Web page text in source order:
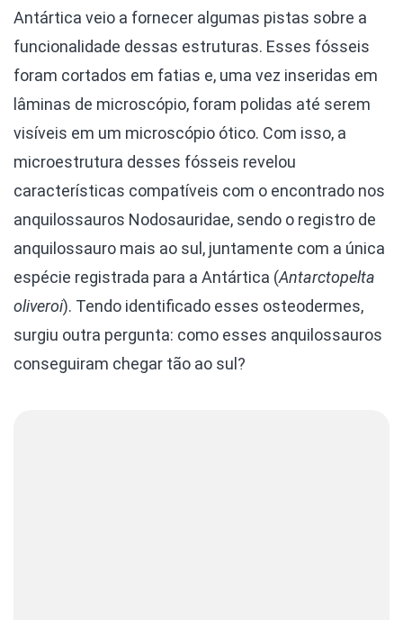
Antártica veio a fornecer algumas pistas sobre a
funcionalidade dessas estruturas. Esses fósseis
foram cortados em fatias e, uma vez inseridas em
lâminas de microscópio, foram polidas até serem
visíveis em um microscópio ótico. Com isso, a
microestrutura desses fósseis revelou
características compatíveis com o encontrado nos
anquilossauros Nodosauridae, sendo o registro de
anquilossauro mais ao sul, juntamente com a única
espécie registrada para a Antártica (Antarctopelta
oliveroi). Tendo identificado esses osteodermes,
surgiu outra pergunta: como esses anquilossauros
conseguiram chegar tão ao sul?